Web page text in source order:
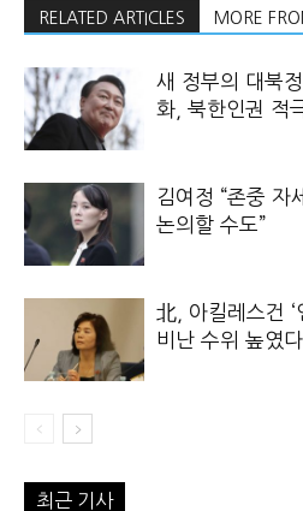
RELATED ARTICLES MORE
새 정부의 대북
화, 북한인권 적
김여정 “존중 자
논의할 수도”
北, 아킬레스건 ‘
비난 수위 높였다
최근 기사